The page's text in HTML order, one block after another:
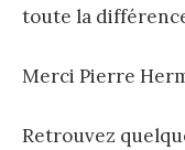
toute la
Merci Pierre
Retrouvez